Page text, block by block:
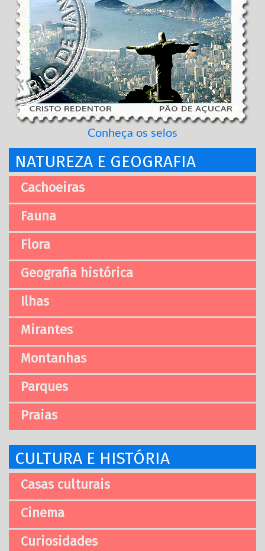
Conheça os selos
NATUREZA E GEOGRAFIA
Cachoeiras
Fauna
Flora
Geografia histórica
Ilhas
Mirantes
Montanhas
Parques
Praias
CULTURA E HISTÓRIA
Casas culturais
Cinema
Curiosidades